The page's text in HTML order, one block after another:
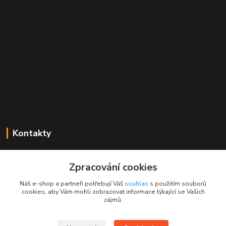
Kontakty
+420 725 613 837
info@rajklubicek.cz
Zpracování cookies
Náš e-shop a partneři potřebují Váš souhlas s použitím souborů
cookies, aby Vám mohli zobrazovat informace týkající se Vašich
zájmů.